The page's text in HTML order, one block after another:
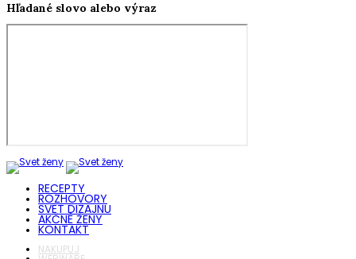
Hľadané slovo alebo výraz
RECEPTY
ROZHOVORY
SVET DIZAJNU
AKČNÉ ŽENY
KONTAKT
NAKUPUJ